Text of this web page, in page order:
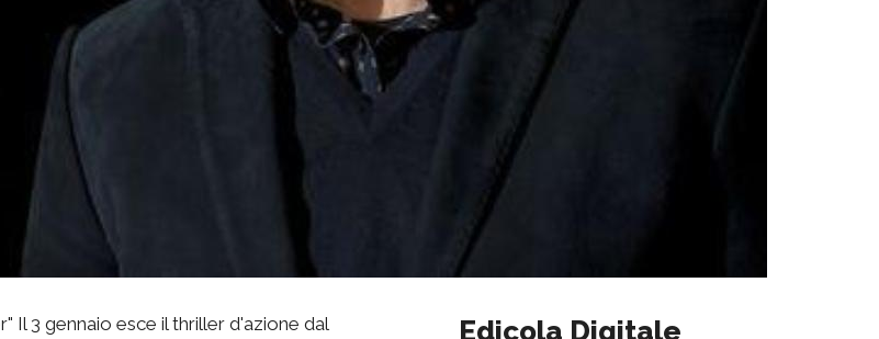
Il 3 gennaio esce il thriller d'azione dal
Edicola Digitale